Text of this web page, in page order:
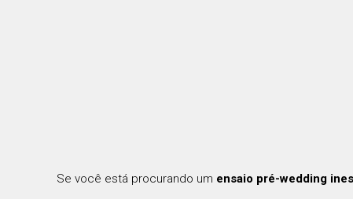
Se você está procurando um ensaio pré-wedding